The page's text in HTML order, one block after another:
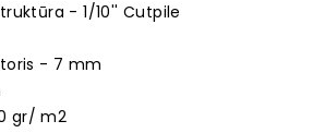
- 1/10'' Cutpile
- 7 mm
gr/ m2